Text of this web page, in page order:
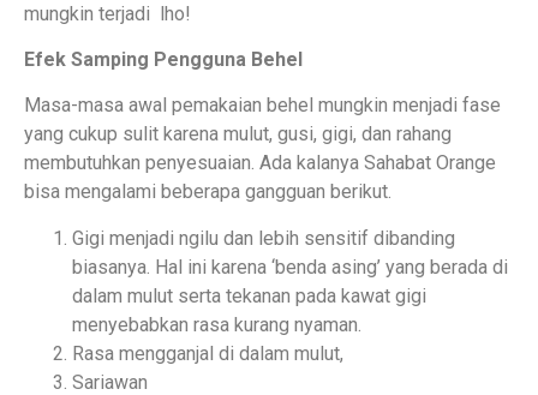
mungkin terjadi lho!
Efek Samping Pengguna Behel
Masa-masa awal pemakaian behel mungkin menjadi fase
yang cukup sulit karena mulut, gusi, gigi, dan rahang
membutuhkan penyesuaian. Ada kalanya Sahabat Orange
bisa mengalami beberapa gangguan berikut.
Gigi menjadi ngilu dan lebih sensitif dibanding
biasanya. Hal ini karena ‘benda asing’ yang berada di
dalam mulut serta tekanan pada kawat gigi
menyebabkan rasa kurang nyaman.
Rasa mengganjal di dalam mulut,
Sariawan